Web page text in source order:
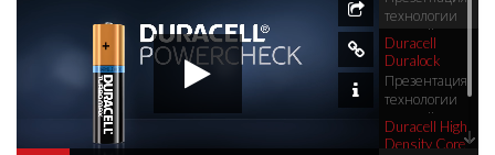
технологии
Duracell
Powercheck
Duracell
Duralock
Презентация
технологии
Duracell
Duralock
Duracell High
Density Core